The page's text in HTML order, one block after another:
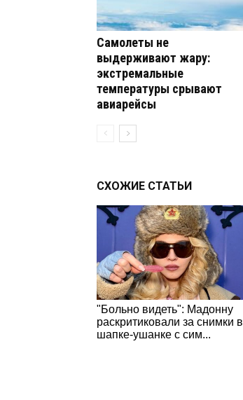
Самолеты не
выдерживают жару:
экстремальные
температуры срывают
авиарейсы
СХОЖИЕ СТАТЬИ
"Больно видеть": Мадонну
раскритиковали за снимки в
шапке-ушанке с сим...